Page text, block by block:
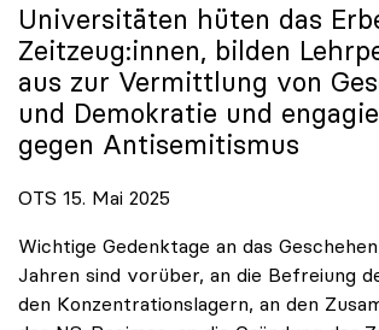
Universitäten hüten das
Zeitzeug:innen, bilden
aus zur Vermittlung von
und Demokratie und
gegen Antisemitismus
OTS 15. Mai 2025
Wichtige Gedenktage an das
Jahren sind vorüber, an die Befreiung
den Konzentrationslagern, an den